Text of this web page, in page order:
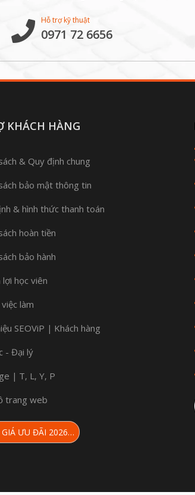
Hỗ trợ kỹ thuật
0971 72 6656
KHÁCH HÀNG
& Quy định chung
bảo mật thông tin
& hình thức thanh toán
hoàn tiền
bảo hành
lợi học viên
làm
SEOViP | Khách hàng
- Đại lý
| T, L, Y, P
trang web
GIÁ ƯU ĐÃI 2026…